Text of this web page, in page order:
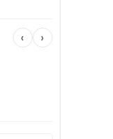
‹ ›